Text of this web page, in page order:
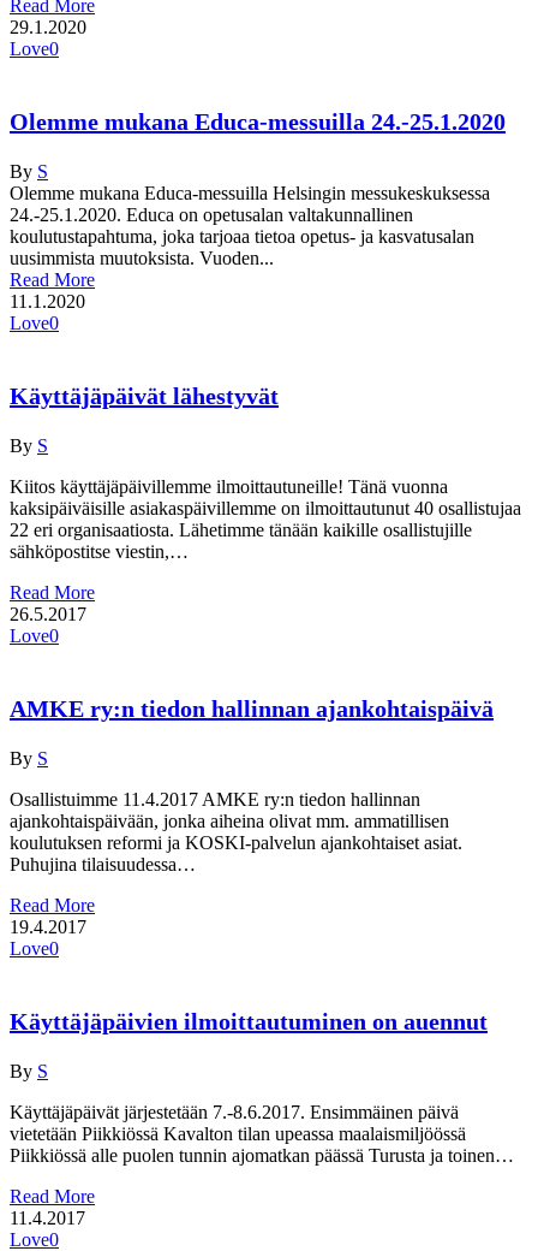
Read More
29.1.2020
Love0
Olemme mukana Educa-messuilla 24.-25.1.2020
By S
Olemme mukana Educa-messuilla Helsingin messukeskuksessa
24.-25.1.2020. Educa on opetusalan valtakunnallinen
koulutustapahtuma, joka tarjoaa tietoa opetus- ja kasvatusalan
uusimmista muutoksista. Vuoden...
Read More
11.1.2020
Love0
Käyttäjäpäivät lähestyvät
By S
Kiitos käyttäjäpäivillemme ilmoittautuneille! Tänä vuonna
kaksipäiväisille asiakaspäivillemme on ilmoittautunut 40 osallistujaa
22 eri organisaatiosta. Lähetimme tänään kaikille osallistujille
sähköpostitse viestin,…
Read More
26.5.2017
Love0
AMKE ry:n tiedon hallinnan ajankohtaispäivä
By S
Osallistuimme 11.4.2017 AMKE ry:n tiedon hallinnan
ajankohtaispäivään, jonka aiheina olivat mm. ammatillisen
koulutuksen reformi ja KOSKI-palvelun ajankohtaiset asiat.
Puhujina tilaisuudessa…
Read More
19.4.2017
Love0
Käyttäjäpäivien ilmoittautuminen on auennut
By S
Käyttäjäpäivät järjestetään 7.-8.6.2017. Ensimmäinen päivä
vietetään Piikkiössä Kavalton tilan upeassa maalaismiljöössä
Piikkiössä alle puolen tunnin ajomatkan päässä Turusta ja toinen…
Read More
11.4.2017
Love0